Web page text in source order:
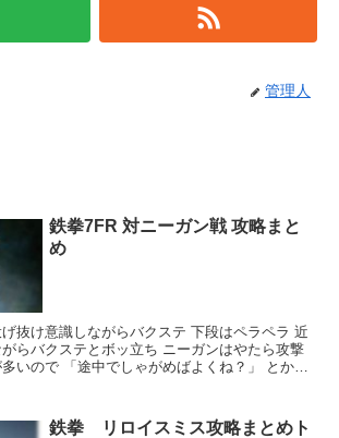
管理人
鉄拳7FR 対ニーガン戦 攻略まと
め
識しながらバクステ 下段はペラペラ 近
テとボッ立ち ニーガンはやたら攻撃
ばよくね？」 とか
鉄拳 リロイスミス攻略まとめト